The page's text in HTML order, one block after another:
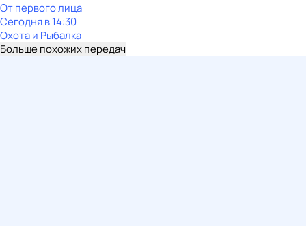
От первого лица
Сегодня в 14:30
Охота и Рыбалка
Больше похожих передач